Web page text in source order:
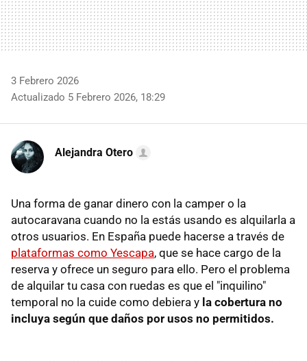
3 Febrero 2026
Actualizado 5 Febrero 2026, 18:29
Alejandra Otero
Una forma de ganar dinero con la camper o la
autocaravana cuando no la estás usando es alquilarla a
otros usuarios. En España puede hacerse a través de
plataformas como Yescapa, que se hace cargo de la
reserva y ofrece un seguro para ello. Pero el problema
de alquilar tu casa con ruedas es que el "inquilino"
temporal no la cuide como debiera y la cobertura no
incluya según que daños por usos no permitidos.